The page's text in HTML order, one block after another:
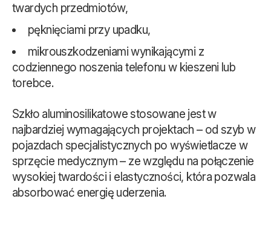
twardych przedmiotów,
pęknięciami przy upadku,
mikrouszkodzeniami wynikającymi z
codziennego noszenia telefonu w kieszeni lub
torebce.
Szkło aluminosilikatowe stosowane jest w
najbardziej wymagających projektach – od szyb w
pojazdach specjalistycznych po wyświetlacze w
sprzęcie medycznym – ze względu na połączenie
wysokiej twardości i elastyczności, która pozwala
absorbować energię uderzenia.